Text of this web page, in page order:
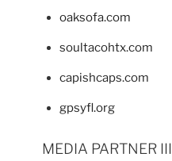
oaksofa.com
soultacohtx.com
capishcaps.com
gpsyfl.org
MEDIA PARTNER III